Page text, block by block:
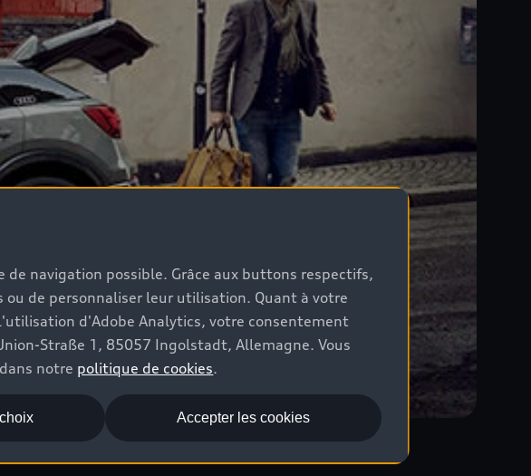
de navigation possible. Grâce aux buttons respectifs,
ou de personnaliser leur utilisation. Quant à votre
d'Adobe Analytics, votre consentement
Straße 1, 85057 Ingolstadt, Allemagne. Vous
notre politique de cookies.
Accepter les cookies